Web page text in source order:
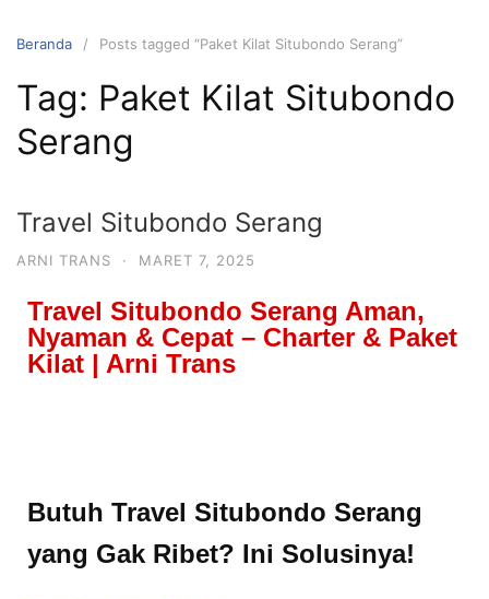
Beranda Posts tagged “Paket Kilat Situbondo Serang”
Tag: Paket Kilat Situbondo
Serang
Travel Situbondo Serang
ARNI TRANS · MARET 7, 2025
Travel Situbondo Serang Aman,
Nyaman & Cepat – Charter & Paket
Kilat | Arni Trans
Butuh Travel Situbondo Serang
yang Gak Ribet? Ini Solusinya!